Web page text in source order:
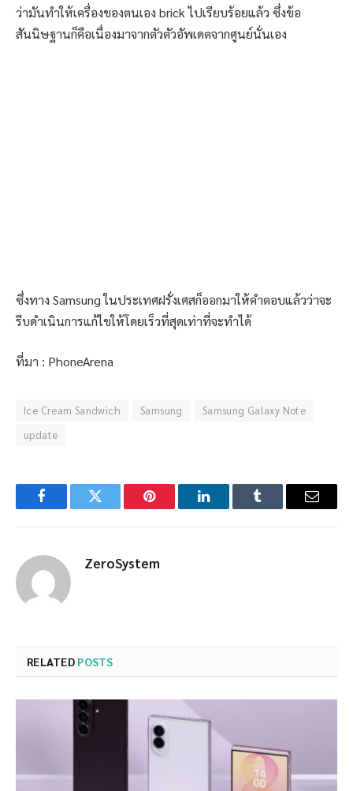
ว่ามันทำให้เครื่องของตนเอง brick ไปเรียบร้อยแล้ว ซึ่งข้อ
สันนิษฐานก็คือเนื่องมาจากตัวตัวอัพเดตจากศูนย์นั่นเอง
ซึ่งทาง Samsung ในประเทศฝรั่งเศสก็ออกมาให้คำตอบแล้วว่าจะ
รีบดำเนินการแก้ไขให้โดยเร็วที่สุดเท่าที่จะทำได้
ที่มา : PhoneArena
Ice Cream Sandwich Samsung
Samsung Galaxy Note
update
FacebookTwitter Pinterest LinkedInTumblr Email
ZeroSystem
RELATED POSTS